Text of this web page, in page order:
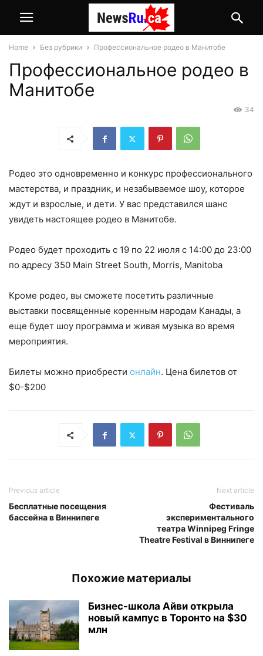
Home Без рубрики Профессиональное родео в Манитобе
Профессиональное родео в
Манитобе
34
Родео это одновременно и конкурс профессионального
мастерства, и праздник, и незабываемое шоу, которое
ждут и взрослые, и дети. У вас представился шанс
увидеть настоящее родео в Манитобе.
Родео будет проходить с 19 по 22 июля с 14:00 до 23:00
по адресу 350 Main Street South, Morris, Manitoba
Кроме родео, вы сможете посетить различные
выставки посвященные коренным народам Канады, а
еще будет шоу программа и живая музыка во время
мероприятия.
Билеты можно приобрести онлайн. Цена билетов от
$0-$200
Previous article
Бесплатные посещения
бассейна в Виннипеге
Next article
Фестиваль
экспериментального
театра Winnipeg Fringe
Theatre Festival в Виннипеге
Похожие материалы
Бизнес-школа Айви открыла
новый кампус в Торонто на $30
млн